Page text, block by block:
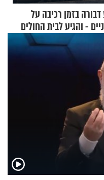
בזמן רכיבה על
- והגיע לבית החולים
מסכן חיים